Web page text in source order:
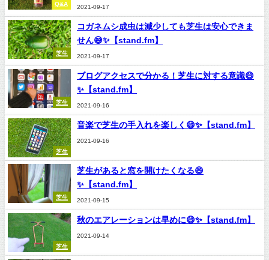
Q&A
2021-09-17
芝生
コガネムシ成虫は減少しても芝生は安心できま
せん😅✨【stand.fm】
2021-09-17
芝生
ブログアクセスで分かる！芝生に対する意識😄
✨【stand.fm】
2021-09-16
芝生
音楽で芝生の手入れを楽しく😄✨【stand.fm】
2021-09-16
芝生
芝生があると窓を開けたくなる😄
✨【stand.fm】
2021-09-15
芝生
秋のエアレーションは早めに😄✨【stand.fm】
2021-09-14